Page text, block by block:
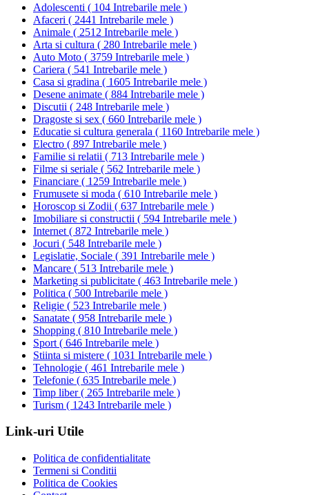
Adolescenti ( 104 Intrebarile mele )
Afaceri ( 2441 Intrebarile mele )
Animale ( 2512 Intrebarile mele )
Arta si cultura ( 280 Intrebarile mele )
Auto Moto ( 3759 Intrebarile mele )
Cariera ( 541 Intrebarile mele )
Casa si gradina ( 1605 Intrebarile mele )
Desene animate ( 884 Intrebarile mele )
Discutii ( 248 Intrebarile mele )
Dragoste si sex ( 660 Intrebarile mele )
Educatie si cultura generala ( 1160 Intrebarile mele )
Electro ( 897 Intrebarile mele )
Familie si relatii ( 713 Intrebarile mele )
Filme si seriale ( 562 Intrebarile mele )
Financiare ( 1259 Intrebarile mele )
Frumusete si moda ( 610 Intrebarile mele )
Horoscop si Zodii ( 637 Intrebarile mele )
Imobiliare si constructii ( 594 Intrebarile mele )
Internet ( 872 Intrebarile mele )
Jocuri ( 548 Intrebarile mele )
Legislatie, Sociale ( 391 Intrebarile mele )
Mancare ( 513 Intrebarile mele )
Marketing si publicitate ( 463 Intrebarile mele )
Politica ( 500 Intrebarile mele )
Religie ( 523 Intrebarile mele )
Sanatate ( 958 Intrebarile mele )
Shopping ( 810 Intrebarile mele )
Sport ( 646 Intrebarile mele )
Stiinta si mistere ( 1031 Intrebarile mele )
Tehnologie ( 461 Intrebarile mele )
Telefonie ( 635 Intrebarile mele )
Timp liber( 265 Intrebarile mele )
Turism ( 1243 Intrebarile mele )
Link-uri Utile
Politica de confidentialitate
Termeni si Conditii
Politica de Cookies